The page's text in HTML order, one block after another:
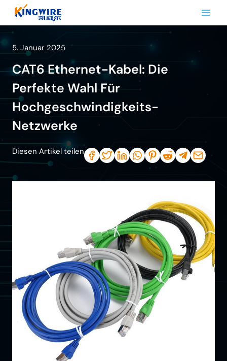
Inhalt
springen
5. Januar 2025
CAT6 Ethernet-Kabel: Die
Perfekte Wahl Für
Hochgeschwindigkeits-
Netzwerke
Diesen Artikel teilen